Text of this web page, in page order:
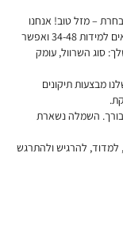
– מזל טוב! אנחנו
לוקחות ממך מידות ויוצאות לדרך. כל שמלה ניתן להתאים למידות 34-48 ואפשר
סוג השרוול, עומק
מבצעות תיקונים
השמלה נשארת
להרגיש ולהתרגש